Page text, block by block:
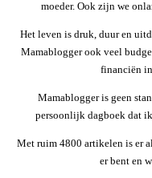
moeder. Ook zijn we
Het leven is druk, duur en
Mamablogger ook veel
financiën
Mamablogger is geen
persoonlijk dagboek dat
Met ruim 4800 artikelen is er
er bent en